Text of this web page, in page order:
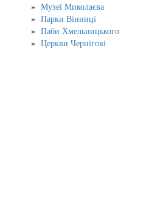
Музеї Миколаєва
Парки Вінниці
Паби Хмельницького
Церкви Чернігові